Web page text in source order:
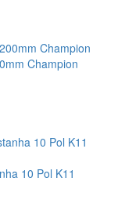
Champion
10 Pol K11